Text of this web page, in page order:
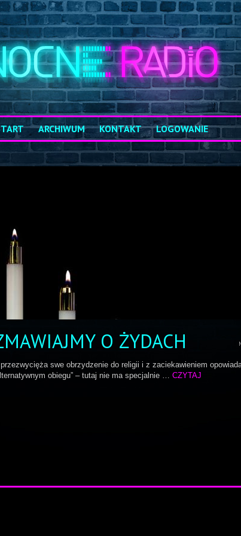
ARCHIWUM KONTAKT LOGOWANIE
O ŻYDACH
swe obrzydzenie do religii i z zaciekawieniem
obiegu” – tutaj nie ma specjalnie … CZYTAJ